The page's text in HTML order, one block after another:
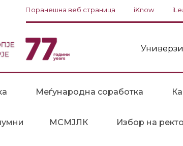
Поранешна веб страница iKnow
Меѓународна соработка
МСМЈЛК Избор на